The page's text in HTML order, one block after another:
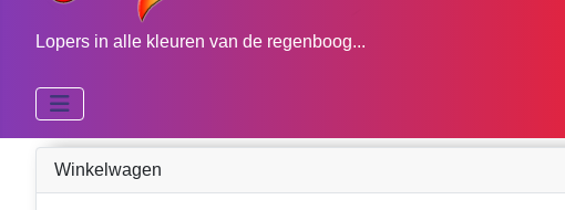
Lopers in alle kleuren van de regenboog...
Winkelwagen